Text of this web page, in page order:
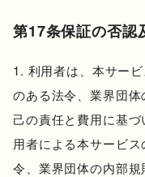
第17条保証の否認
利用者は、本サー
のある法令、業界団
己の責任と費用に基
用者による本サービ
令、業界団体の内部